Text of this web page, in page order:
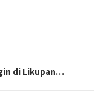
di Likupan…